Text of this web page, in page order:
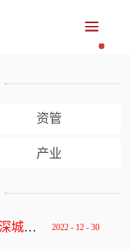
资管
产业
“百尺竿头，更进一步”——贺深城投集团获评深圳市总部企业 2022 - 12 - 30